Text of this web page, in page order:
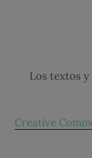
Los textos
Creative